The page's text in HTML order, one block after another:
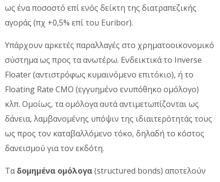
ως ένα ποσοστό επί ενός δείκτη της διατραπεζικής
αγοράς (πχ +0,5% επί του Euribor).
Υπάρχουν αρκετές παραλλαγές στο χρηματοοικονομικό
σύστημα ως προς τα ανωτέρω. Ενδεικτικά το Inverse
Floater (αντιστρόφως κυμαινόμενο επιτόκιο), ή το
Floating Rate CMO (εγγυημένο ενυπόθηκο ομόλογο)
κλπ. Ομοίως, τα ομόλογα αυτά αντιμετωπίζονται ως
δάνεια, λαμβανομένης υπόψιν της ιδιαιτερότητάς τους
ως προς τον καταβαλλόμενο τόκο, δηλαδή το κόστος
δανεισμού για τον εκδότη.
Ταδομημένα ομόλογα(structured bonds) αποτελούν